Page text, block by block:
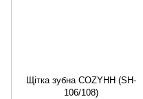
Щітка зубна COZYHH (SH-
106/108)